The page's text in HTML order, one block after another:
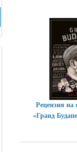
Рецензия
«Гранд